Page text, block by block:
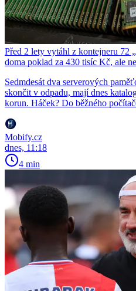
Před 2 lety vytáhl z kontejneru 72
doma poklad za 430 tisíc Kč, ale
Sedmdesát dva serverových
skončit v odpadu, mají dnes
korun. Háček? Do běžného
Mobify.cz
dnes, 11:18
4 min